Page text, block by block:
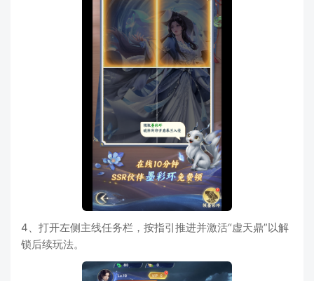
4、打开左侧主线任务栏，按指引推进并激活“虚天鼎”以解
锁后续玩法。